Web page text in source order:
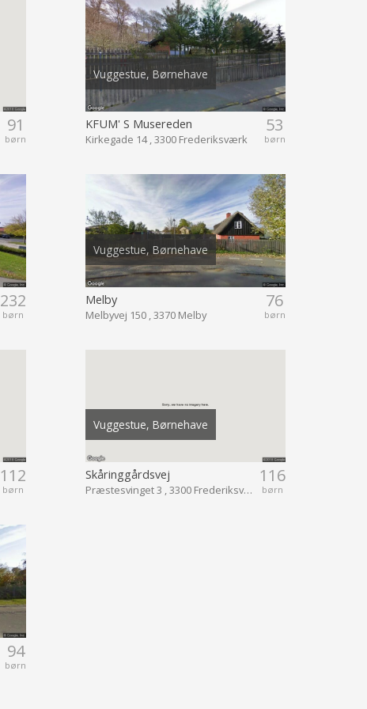
91
børn
Vuggestue, Børnehave
53
børn
KFUM' S Musereden
Kirkegade 14 , 3300 Frederiksværk
232
børn
Vuggestue, Børnehave
76
børn
Melby
Melbyvej 150 , 3370 Melby
112
børn
Vuggestue, Børnehave
116
børn
Skåringgårdsvej
Præstesvinget 3 , 3300 Frederiksværk
94
børn